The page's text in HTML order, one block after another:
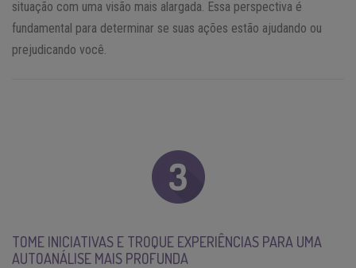
situação com uma visão mais alargada. Essa perspectiva é
fundamental para determinar se suas ações estão ajudando ou
prejudicando você.
TOME INICIATIVAS E TROQUE EXPERIÊNCIAS PARA UMA
AUTOANÁLISE MAIS PROFUNDA